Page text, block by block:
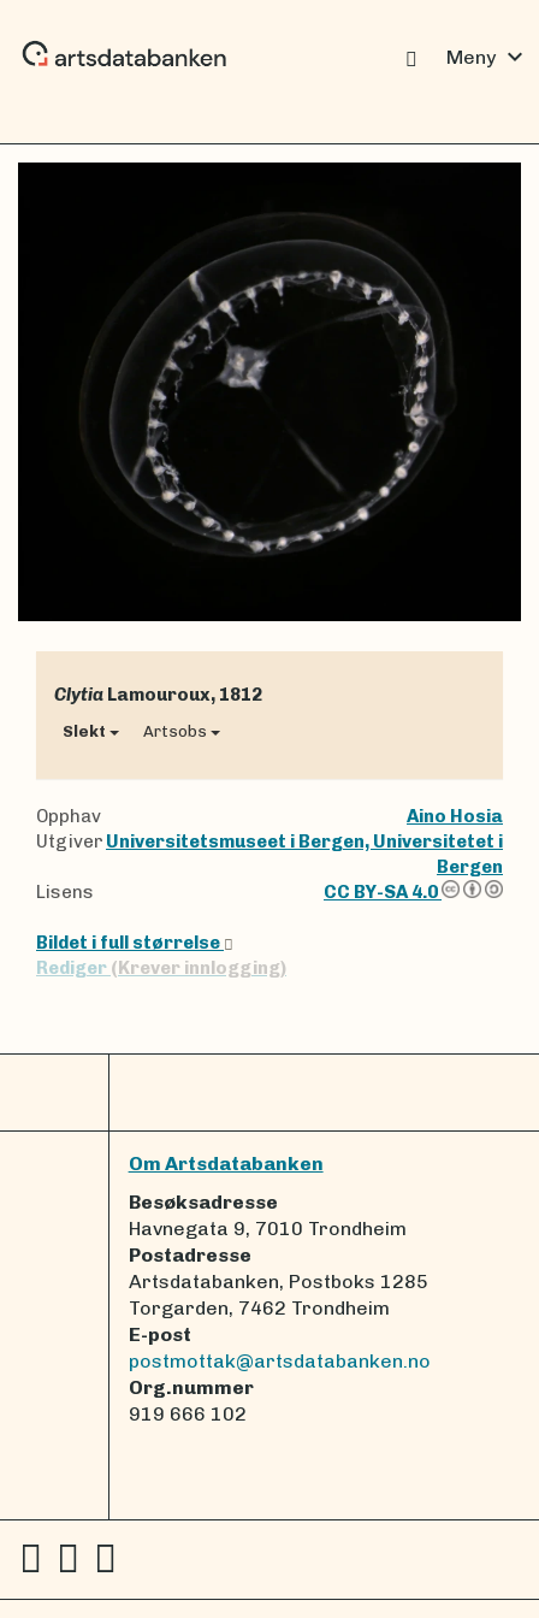
Meny expand_more
Clytia Lamouroux, 1812
Slekt Artsobs
Opphav
Aino Hosia
Utgiver Universitetsmuseet i Bergen, Universitetet i
Bergen
Lisens
CC BY-SA 4.0
Bildet i full størrelse
Rediger (Krever innlogging)
Om Artsdatabanken
Besøksadresse
Havnegata 9, 7010 Trondheim
Postadresse
Artsdatabanken, Postboks 1285
Torgarden, 7462 Trondheim
E-post
postmottak@artsdatabanken.no
Org.nummer
919 666 102